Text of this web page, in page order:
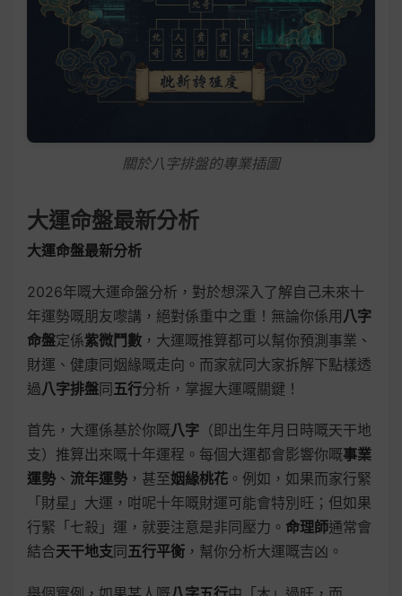
關於八字排盤的專業插圖
大運命盤最新分析
大運命盤最新分析
2026年嘅大運命盤分析，對於想深入了解自己未來十
年運勢嘅朋友嚟講，絕對係重中之重！無論你係用 八字
命盤定係紫微鬥數 ，大運嘅推算都可以幫你預測事業、
財運、健康同姻緣嘅走向。而家就同大家拆解下點樣透
過八字排盤同五行分析，掌握大運嘅關鍵！
首先，大運係基於你嘅八字 （即出生年月日時嘅天干地
支）推算出來嘅十年運程。每個大運都會影響你嘅事業
運勢 、 流年運勢 ，甚至姻緣桃花 。例如，如果而家行緊
「財星」大運，咁呢十年嘅財運可能會特別旺；但如果
行緊「七殺」運，就要注意是非同壓力。 命理師通常會
結合天干地支同五行平衡 ，幫你分析大運嘅吉凶。